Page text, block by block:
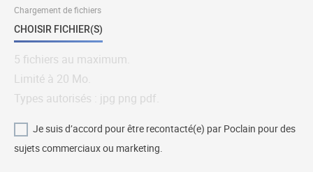
Chargement de fichiers
CHOISIR FICHIER(S)
5 fichiers au maximum.
Limité à 20 Mo.
Types autorisés : jpg png pdf.
Je suis d’accord pour être recontacté(e) par Poclain pour des
sujets commerciaux ou marketing.